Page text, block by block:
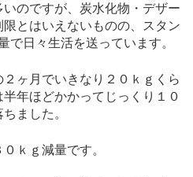
のですが、炭水化物・デザー
限とはいえないものの、スタン
で日々生活を送っています。
ヶ月でいきなり２０ｋｇくら
年ほどかかってじっくり１０
ちました。
０ｋｇ減量です。